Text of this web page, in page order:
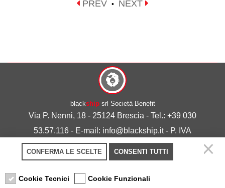
PREV • NEXT
blackshipsrl Società Benefit
Via P. Nenni, 18 - 25124 Brescia - Tel.: +39 030
53.57.116 - E-mail: info@blackship.it - P. IVA
03492980986
Privacy policy-Cookie policy
CONFERMA LE SCELTE CONSENTI TUTTI
Cookie Tecnici Cookie Funzionali